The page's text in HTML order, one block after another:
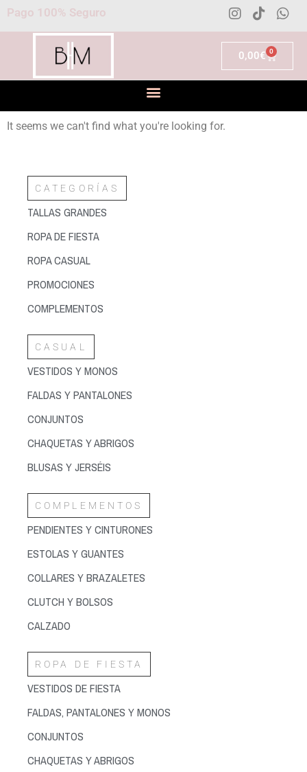
Pago 100% Seguro
0,00€ 0
CATEGORÍAS
TALLAS GRANDES
ROPA DE FIESTA
ROPA CASUAL
PROMOCIONES
COMPLEMENTOS
CASUAL
VESTIDOS Y MONOS
FALDAS Y PANTALONES
CONJUNTOS
CHAQUETAS Y ABRIGOS
BLUSAS Y JERSÉIS
COMPLEMENTOS
PENDIENTES Y CINTURONES
ESTOLAS Y GUANTES
COLLARES Y BRAZALETES
CLUTCH Y BOLSOS
CALZADO
ROPA DE FIESTA
VESTIDOS DE FIESTA
FALDAS, PANTALONES Y MONOS
CONJUNTOS
CHAQUETAS Y ABRIGOS
It seems we can't find what you're looking for.